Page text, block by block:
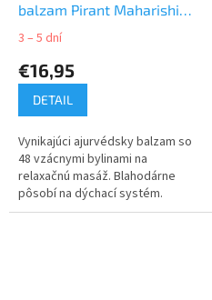
balzam Pirant Maharishi
Ayurveda 25ml
3 – 5 dní
€16,95
DETAIL
Vynikajúci ajurvédsky balzam so
48 vzácnymi bylinami na
relaxačnú masáž. Blahodárne
pôsobí na dýchací systém.
Zlepšuje pocit pohody počas